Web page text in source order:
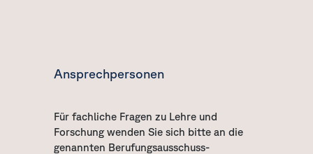
Ansprechpersonen
Für fachliche Fragen zu Lehre und
Forschung wenden Sie sich bitte an die
genannten Berufungsausschuss-